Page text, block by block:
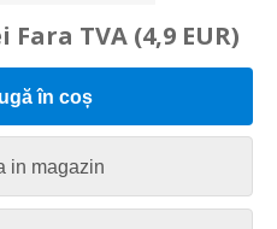
Fara TVA (4,9 EUR)
în coș
in magazin